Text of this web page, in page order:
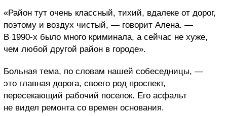
«Район тут очень классный, тихий, вдалеке от дорог,
поэтому и воздух чистый, — говорит Алена. —
В 1990-х было много криминала, а сейчас не хуже,
чем любой другой район в городе».
Больная тема, по словам нашей собеседницы, —
это главная дорога, своего род проспект,
пересекающий рабочий поселок. Его асфальт
не видел ремонта со времен основания.